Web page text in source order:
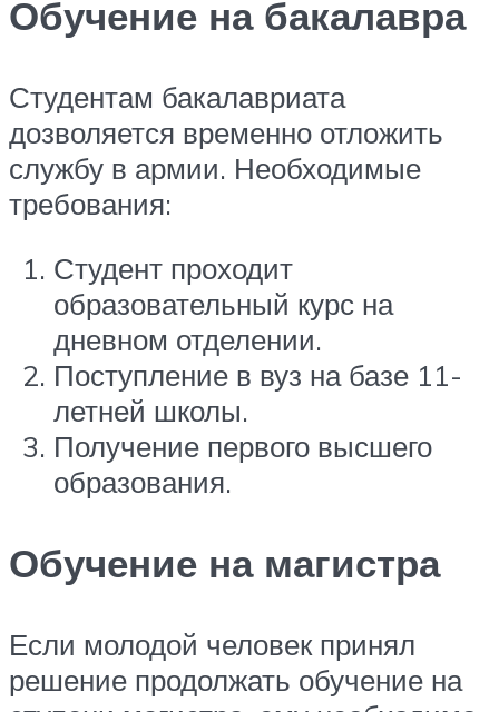
Обучение на бакалавра
Студентам бакалавриата
дозволяется временно отложить
службу в армии. Необходимые
требования:
Студент проходит
образовательный курс на
дневном отделении.
Поступление в вуз на базе 11-
летней школы.
Получение первого высшего
образования.
Обучение на магистра
Если молодой человек принял
решение продолжать обучение на